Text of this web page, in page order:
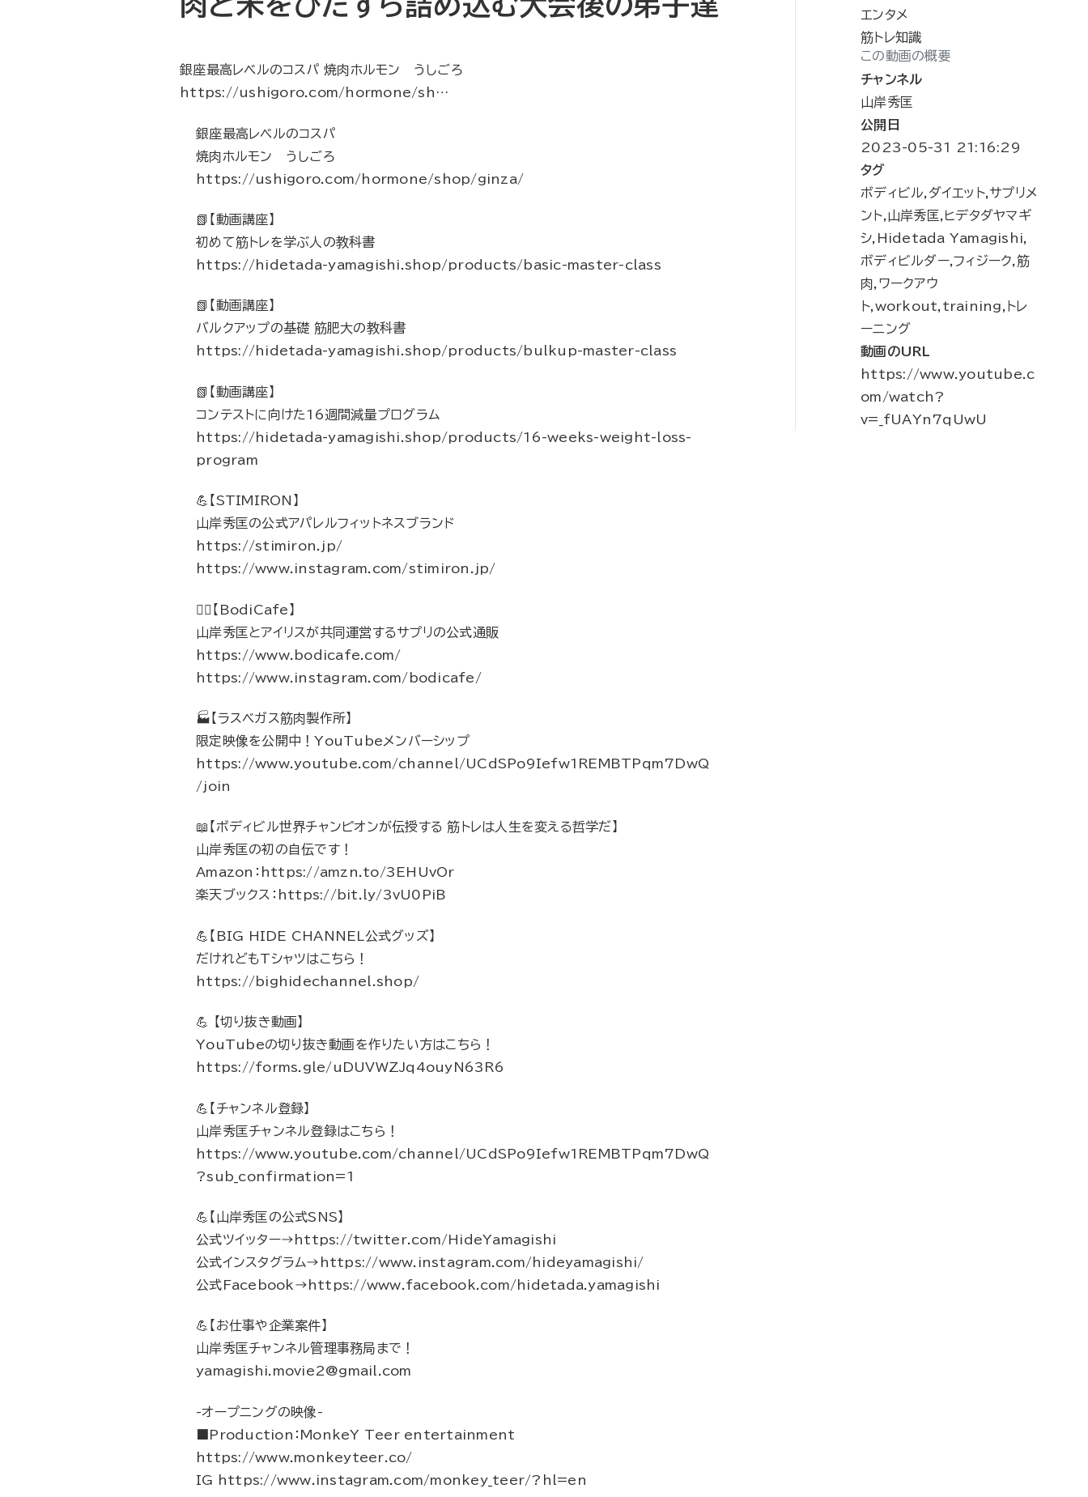
銀座最高レベルのコスパ 焼肉ホルモン うしごろ
https://ushigoro.com/hormone/sh…
銀座最高レベルのコスパ
焼肉ホルモン うしごろ
https://ushigoro.com/hormone/shop/ginza/
📗【動画講座】
初めて筋トレを学ぶ人の教科書
https://hidetada-yamagishi.shop/products/basic-master-class
📗【動画講座】
バルクアップの基礎 筋肥大の教科書
https://hidetada-yamagishi.shop/products/bulkup-master-class
📗【動画講座】
コンテストに向けた16週間減量プログラム
https://hidetada-yamagishi.shop/products/16-weeks-weight-loss-
program
💪【STIMIRON】
山岸秀匡の公式アパレルフィットネスブランド
https://stimiron.jp/
https://www.instagram.com/stimiron.jp/
🏋️‍♀️【BodiCafe】
山岸秀匡とアイリスが共同運営するサプリの公式通販
https://www.bodicafe.com/
https://www.instagram.com/bodicafe/
🏭【ラスベガス筋肉製作所】
限定映像を公開中！YouTubeメンバーシップ
https://www.youtube.com/channel/UCdSPo9Iefw1REMBTPqm7DwQ
/join
📖【ボディビル世界チャンピオンが伝授する 筋トレは人生を変える哲学だ】
山岸秀匡の初の自伝です！
Amazon：https://amzn.to/3EHUvOr
楽天ブックス：https://bit.ly/3vU0PiB
💪【BIG HIDE CHANNEL公式グッズ】
だけれどもTシャツはこちら！
https://bighidechannel.shop/
💪 【切り抜き動画】
YouTubeの切り抜き動画を作りたい方はこちら！
https://forms.gle/uDUVWZJq4ouyN63R6
💪【チャンネル登録】
山岸秀匡チャンネル登録はこちら！
https://www.youtube.com/channel/UCdSPo9Iefw1REMBTPqm7DwQ
?sub_confirmation=1
💪【山岸秀匡の公式SNS】
公式ツイッター→https://twitter.com/HideYamagishi
公式インスタグラム→https://www.instagram.com/hideyamagishi/
公式Facebook→https://www.facebook.com/hidetada.yamagishi
💪【お仕事や企業案件】
山岸秀匡チャンネル管理事務局まで！
yamagishi.movie2@gmail.com
-オープニングの映像-
■Production：MonkeY Teer entertainment
https://www.monkeyteer.co/
IG https://www.instagram.com/monkey_teer/?hl=en
エンタメ
筋トレ知識
この動画の概要
チャンネル
山岸秀匡
公開日
2023-05-31 21:16:29
タグ
ボディビル,ダイエット,サプリメ
ント,山岸秀匡,ヒデタダヤマギ
シ,Hidetada Yamagishi,
ボディビルダー,フィジーク,筋
肉,ワークアウ
ト,workout,training,トレ
ーニング
動画のURL
https://www.youtube.c
om/watch?
v=_fUAYn7qUwU